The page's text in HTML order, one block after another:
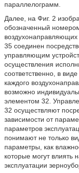
параллелограмм.
Далее, на Фиг. 2
обозначенный
35 соединен
управляющим
осуществления
соответственно, в
каждого
возможно
элементом 32.
32 осуществляют
зависимости от
параметров
понимают не только
параметры, как
которые могут влиять
эксплуатации